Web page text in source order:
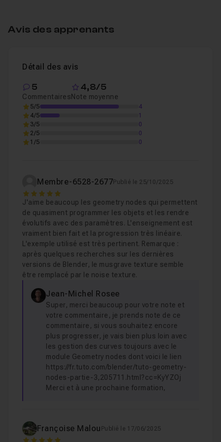
proposer cettepremière formation sur Blender 4
Chapitre 3 : Gestion de la scène finale
Chapitre 4 : Conclusion
Chapitre 5 : Evolution 2026 - Blender 5
Avis des apprenants
Détail des avis
5
Commentaires
4,8/5
Note moyenne
5/5
4
4/5
1
3/5
0
2/5
0
1/5
0
Membre-6528-2677Publié le 25/10/2025
5
J'aime beaucoup les geometry nodes qui permettent
de quasiment programmer les objets et les rendre
évolutifs avec des paramètres. L'enseignement est
vraiment bien fait et la progression très linéaire.
L'exemple utilisé est très pertinent. Remarque :
après quelques recherches sur les dernières
versions de Blender, le musgrave texture semble
être remplacé par le noise texture.
Jean-Michel Rosee
Super, merci beaucoup pour votre note et
votre commentaire, je prends note de ce
commentaire, si vous souhaitez encore
plus progresser, je vais bien plus loin avec
les gestion des curves toujours avec le
module Geometry nodes dont voici le lien
https://fr.tuto.com/blender/tuto-geometry-
nodes-partie-3,205711.html?cc=KyYZOj
Merci et à une prochaine formation,
Françoise Malou Publié le 17/06/2025